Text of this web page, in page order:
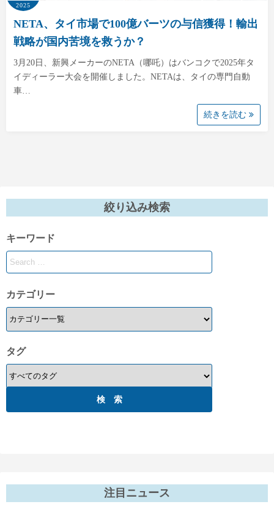
2025
NETA、タイ市場で100億バーツの与信獲得！輸出
戦略が国内苦境を救うか？
3月20日、新興メーカーのNETA（哪吒）はバンコクで2025年タ
イディーラー大会を開催しました。NETAは、タイの専門自動
車…
続きを読む
絞り込み検索
キーワード
カテゴリー
タグ
注目ニュース